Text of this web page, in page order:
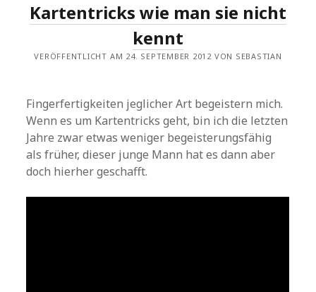
Kartentricks wie man sie nicht
kennt
VERÖFFENTLICHT AM 24. SEPTEMBER 2012 VON SEBASTIAN
Fingerfertigkeiten jeglicher Art begeistern mich.
Wenn es um Kartentricks geht, bin ich die letzten
Jahre zwar etwas weniger begeisterungsfähig
als früher, dieser junge Mann hat es dann aber
doch hierher geschafft.